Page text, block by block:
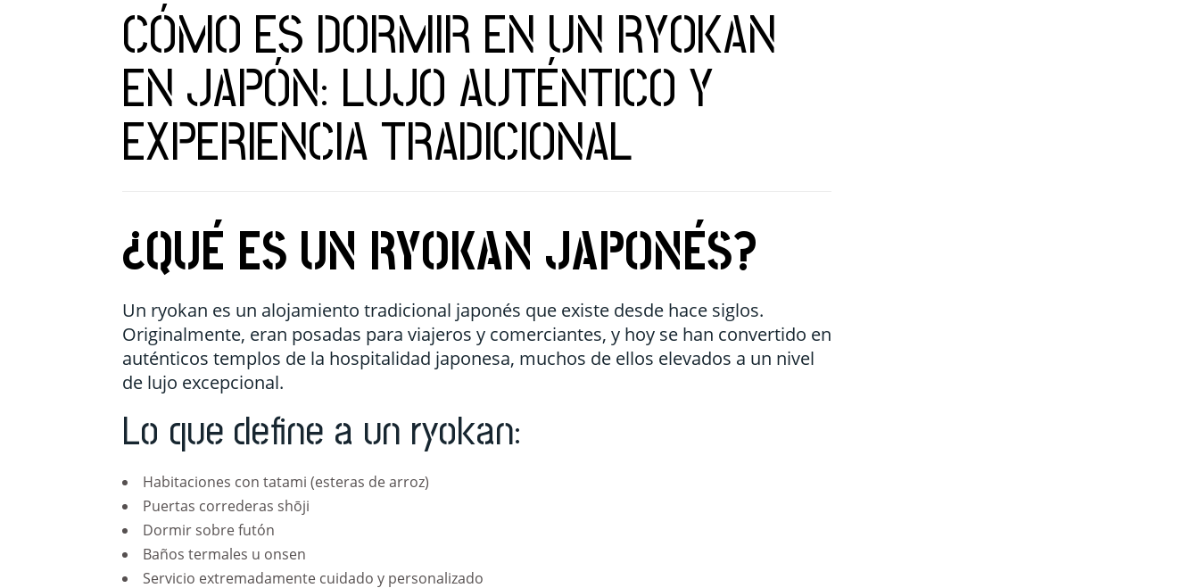
CÓMO ES DORMIR EN UN RYOKAN
EN JAPÓN: LUJO AUTÉNTICO Y
EXPERIENCIA TRADICIONAL
¿QUÉ ES UN RYOKAN JAPONÉS?
Un ryokan es un alojamiento tradicional japonés que existe desde hace siglos.
Originalmente, eran posadas para viajeros y comerciantes, y hoy se han convertido en
auténticos templos de la hospitalidad japonesa, muchos de ellos elevados a un nivel
de lujo excepcional.
Lo que define a un ryokan:
Habitaciones con tatami (esteras de arroz)
Puertas correderas shōji
Dormir sobre futón
Baños termales u onsen
Servicio extremadamente cuidado y personalizado